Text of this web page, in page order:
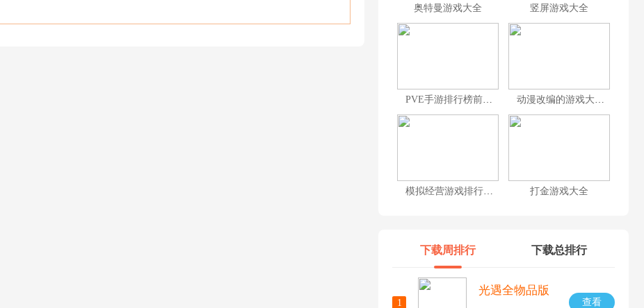
奥特曼游戏大全 竖屏游戏大全
PVE手游排行榜前十名 动漫改编的游戏大全
模拟经营游戏排行榜前十名 打金游戏大全
下载周排行 下载总排行
1 查看
光遇全物品版